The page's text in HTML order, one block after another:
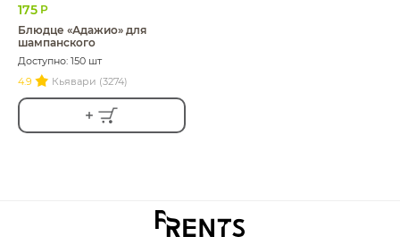
175 Р
Блюдце «Адажио» для
шампанского
Доступно: 150 шт
4.9
Кьявари (3274)